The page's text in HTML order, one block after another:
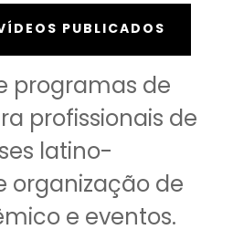
PUBLICADOS
programas de
profissionais de
latino-
organização de
e eventos.